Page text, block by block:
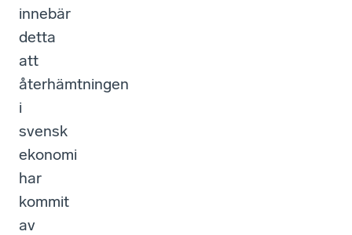
innebär
detta
att
återhämtningen
i
svensk
ekonomi
har
kommit
av